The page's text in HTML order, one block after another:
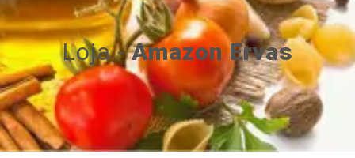
Loja -Amazon Ervas